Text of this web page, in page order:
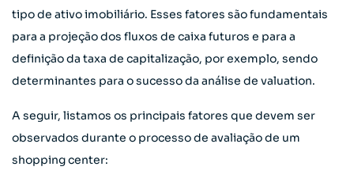
tipo de ativo imobiliário. Esses fatores são fundamentais
para a projeção dos fluxos de caixa futuros e para a
definição da taxa de capitalização, por exemplo, sendo
determinantes para o sucesso da análise de valuation.
A seguir, listamos os principais fatores que devem ser
observados durante o processo de avaliação de um
shopping center: